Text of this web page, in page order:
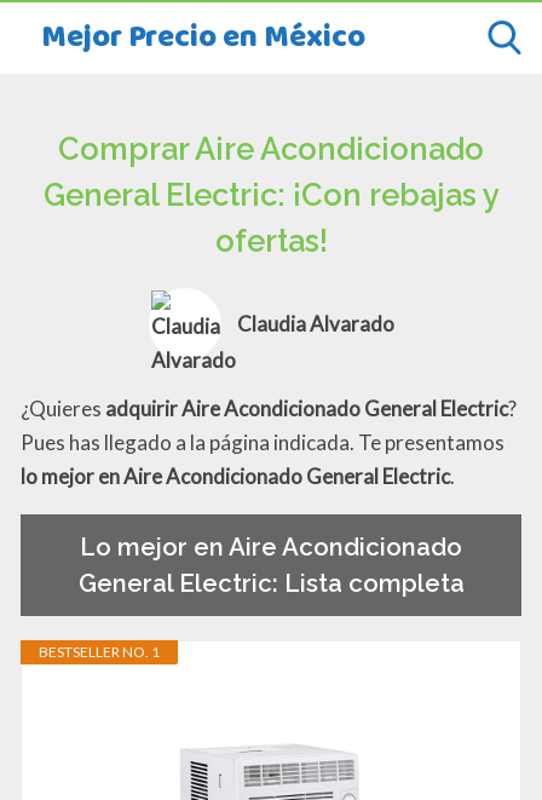
Mejor Precio en México
Comprar Aire Acondicionado
General Electric: ¡Con rebajas y
ofertas!
Claudia Alvarado
¿Quieres adquirir Aire Acondicionado General Electric?
Pues has llegado a la página indicada. Te presentamos
lo mejor en Aire Acondicionado General Electric.
Lo mejor en Aire Acondicionado
General Electric: Lista completa
BESTSELLER NO. 1